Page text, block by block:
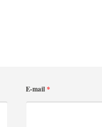
E-mail*